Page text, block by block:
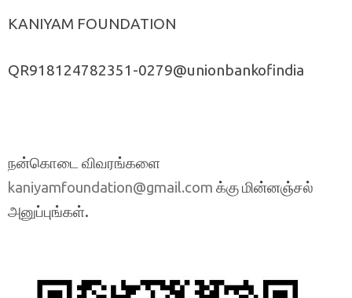
KANIYAM FOUNDATION
QR918124782351-0279@unionbankofindia
நன்கொடை விவரங்களை
kaniyamfoundation@gmail.com க்கு மின்னஞ்சல்
அனுப்புங்கள்.